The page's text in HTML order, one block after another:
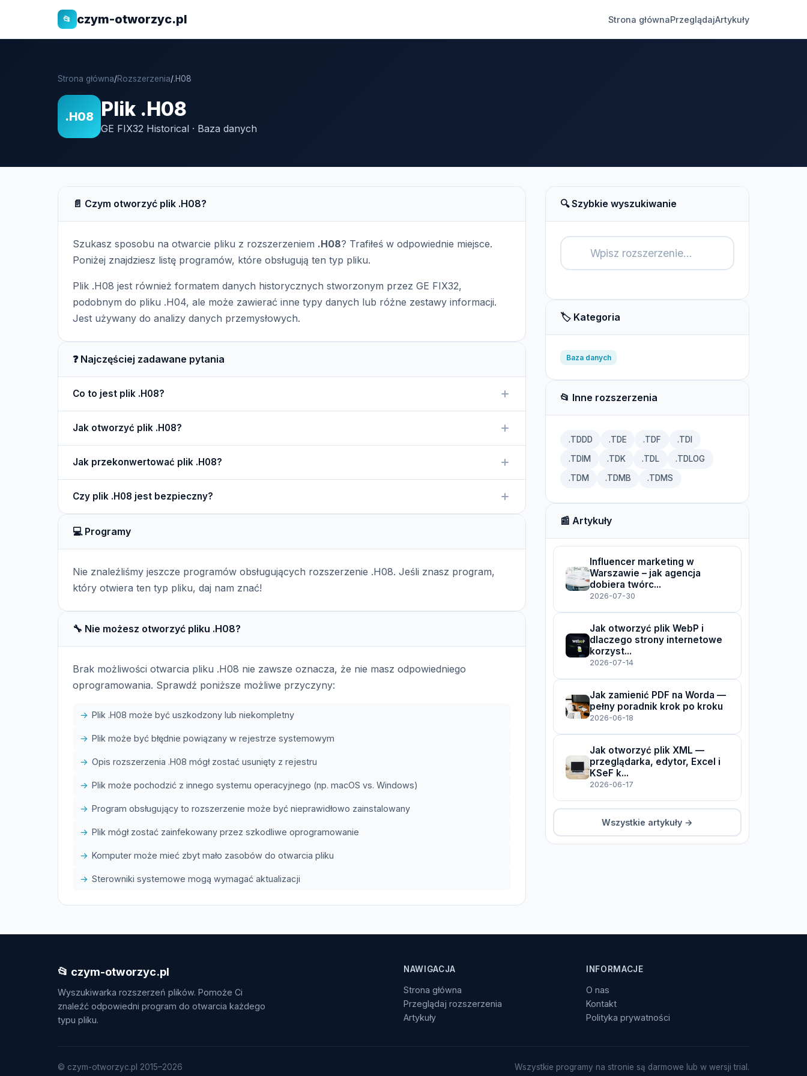
📂 czym-otworzyc.pl Strona głównaPrzeglądajArtykuły
Strona główna/Rozszerzenia/.H08
.H08 Plik .H08
GE FIX32 Historical · Baza danych
📄 Czym otworzyć plik .H08?
Szukasz sposobu na otwarcie pliku z rozszerzeniem .H08? Trafiłeś w odpowiednie miejsce.
Poniżej znajdziesz listę programów, które obsługują ten typ pliku.
Plik .H08 jest również formatem danych historycznych stworzonym przez GE FIX32,
podobnym do pliku .H04, ale może zawierać inne typy danych lub różne zestawy informacji.
Jest używany do analizy danych przemysłowych.
❓ Najczęściej zadawane pytania
Co to jest plik .H08?
wydajności systemów.
Jak otworzyć plik .H08?
historycznych.
Jak przekonwertować plik .H08?
pomocą narzędzi w GE FIX32.
Czy plik .H08 jest bezpieczny?
poprawność analizy.
💻 Programy
Nie znaleźliśmy jeszcze programów obsługujących rozszerzenie .H08. Jeśli znasz program,
który otwiera ten typ pliku, daj nam znać!
🔧 Nie możesz otworzyć pliku .H08?
Brak możliwości otwarcia pliku .H08 nie zawsze oznacza, że nie masz odpowiedniego
oprogramowania. Sprawdź poniższe możliwe przyczyny:
Plik .H08 może być uszkodzony lub niekompletny
Plik może być błędnie powiązany w rejestrze systemowym
Opis rozszerzenia .H08 mógł zostać usunięty z rejestru
Plik może pochodzić z innego systemu operacyjnego (np. macOS vs. Windows)
Program obsługujący to rozszerzenie może być nieprawidłowo zainstalowany
Plik mógł zostać zainfekowany przez szkodliwe oprogramowanie
Komputer może mieć zbyt mało zasobów do otwarcia pliku
Sterowniki systemowe mogą wymagać aktualizacji
🔍 Szybkie wyszukiwanie
🏷️ Kategoria
Baza danych
📂 Inne rozszerzenia
.TDDD .TDE .TDF .TDI
.TDIM .TDK .TDL .TDLOG
.TDM .TDMB .TDMS
📰 Artykuły
Influencer marketing w
Warszawie – jak agencja
dobiera twórc...
2026-07-30
Jak otworzyć plik WebP i
dlaczego strony internetowe
korzyst...
2026-07-14
Jak zamienić PDF na Worda —
pełny poradnik krok po kroku
2026-06-18
Jak otworzyć plik XML —
przeglądarka, edytor, Excel i
KSeF k...
2026-06-17
Wszystkie artykuły →
📂 czym-otworzyc.pl
Wyszukiwarka rozszerzeń plików. Pomoże Ci
znaleźć odpowiedni program do otwarcia każdego
typu pliku.
NAWIGACJA
Strona główna
Przeglądaj rozszerzenia
Artykuły
INFORMACJE
O nas
Kontakt
Polityka prywatności
© czym-otworzyc.pl 2015–2026
Wszystkie programy na stronie są darmowe lub w wersji trial.